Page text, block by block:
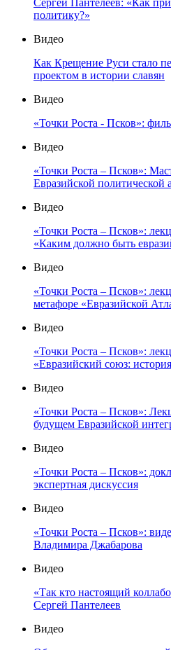
Сергей Пантелеев: «Как
политику?»
Видео
Как Крещение Руси стало
проектом в истории славян
Видео
«Точки Роста - Псков»:
Видео
«Точки Роста – Псков»:
Евразийской политической
Видео
«Точки Роста – Псков»:
«Каким должно быть
Видео
«Точки Роста – Псков»:
метафоре «Евразийской
Видео
«Точки Роста – Псков»:
«Евразийский союз:
Видео
«Точки Роста – Псков»:
будущем Евразийской
Видео
«Точки Роста – Псков»:
экспертная дискуссия
Видео
«Точки Роста – Псков»:
Владимира Джабарова
Видео
«Так кто настоящий
Сергей Пантелеев
Видео